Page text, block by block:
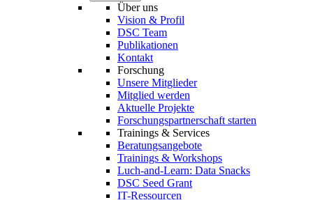
Über uns
Vision & Profil
DSC Team
Publikationen
Kontakt
Forschung
Unsere Mitglieder
Mitglied werden
Aktuelle Projekte
Forschungspartnerschaft starten
Trainings & Services
Beratungsangebote
Trainings & Workshops
Luch-and-Learn: Data Snacks
DSC Seed Grant
IT-Ressourcen